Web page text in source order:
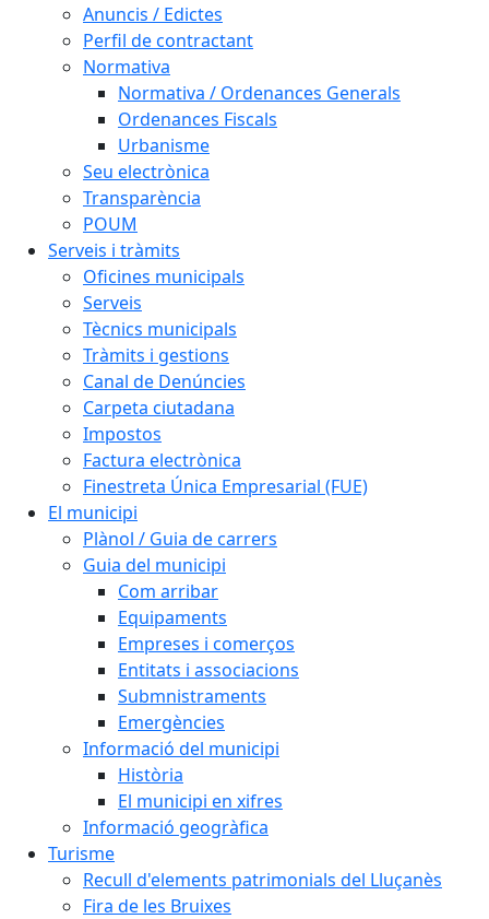
Anuncis / Edictes
Perfil de contractant
Normativa
Normativa / Ordenances Generals
Ordenances Fiscals
Urbanisme
Seu electrònica
Transparència
POUM
Serveis i tràmits
Oficines municipals
Serveis
Tècnics municipals
Tràmits i gestions
Canal de Denúncies
Carpeta ciutadana
Impostos
Factura electrònica
Finestreta Única Empresarial (FUE)
El municipi
Plànol / Guia de carrers
Guia del municipi
Com arribar
Equipaments
Empreses i comerços
Entitats i associacions
Submnistraments
Emergències
Informació del municipi
Història
El municipi en xifres
Informació geogràfica
Turisme
Recull d'elements patrimonials del Lluçanès
Fira de les Bruixes